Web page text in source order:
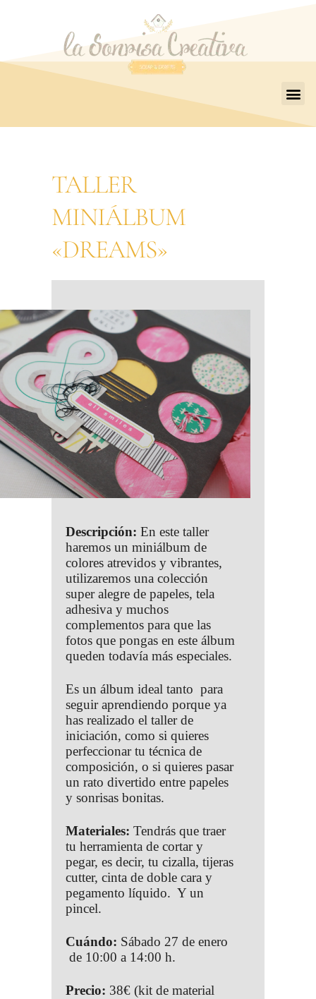
TALLER
MINIÁLBUM
«DREAMS»
Descripción: En este taller
haremos un miniálbum de
colores atrevidos y vibrantes,
utilizaremos una colección
super alegre de papeles, tela
adhesiva y muchos
complementos para que las
fotos que pongas en este álbum
queden todavía más especiales.
Es un álbum ideal tanto para
seguir aprendiendo porque ya
has realizado el taller de
iniciación, como si quieres
perfeccionar tu técnica de
composición, o si quieres pasar
un rato divertido entre papeles
y sonrisas bonitas.
Materiales: Tendrás que traer
tu herramienta de cortar y
pegar, es decir, tu cizalla, tijeras
cutter, cinta de doble cara y
pegamento líquido. Y un
pincel.
Cuándo: Sábado 27 de enero
de 10:00 a 14:00 h.
Precio: 38€ (kit de material